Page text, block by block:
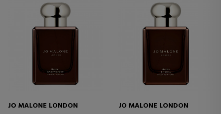
JO MALONE LONDON
JO MALONE LONDON